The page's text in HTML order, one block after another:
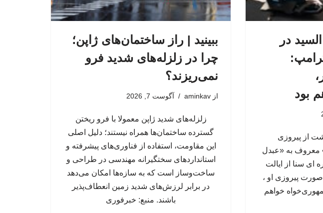
در
بود
از پیروزی
معروف به «عبدل
ای سنا از ایالت
پیروزی او ،
خواهم
ببینید | راز ساختمان‌های ژاپن؛
چرا در زلزله‌های شدید فرو
نمی‌ریزند؟
از aminkav آگوست 7, 2026
زلزله‌های شدید ژاپن معمولا با فرو ریختن
گسترده ساختمان‌ها همراه نیستند؛ دلیل اصلی
این مقاومت، استفاده از فناوری‌های پیشرفته و
استانداردهای سختگیرانه مهندسی در طراحی و
ساخت‌وساز است که به سازه‌ها امکان می‌دهد
در برابر لرزش‌های شدید زمین انعطاف‌پذیر
باشند. منبع: خبرفوری